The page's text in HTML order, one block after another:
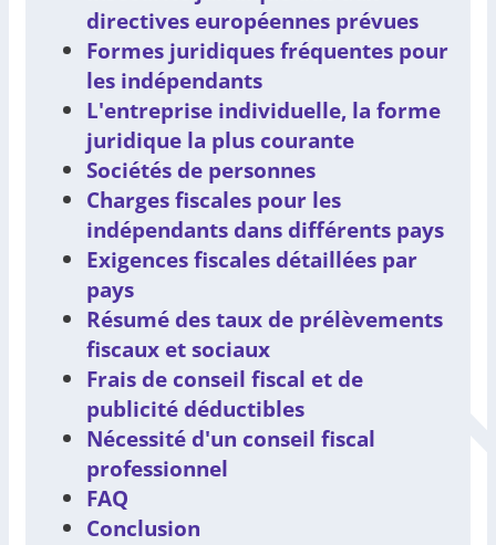
directives européennes prévues
Formes juridiques fréquentes pour
les indépendants
L'entreprise individuelle, la forme
juridique la plus courante
Sociétés de personnes
Charges fiscales pour les
indépendants dans différents pays
Exigences fiscales détaillées par
pays
Résumé des taux de prélèvements
fiscaux et sociaux
Frais de conseil fiscal et de
publicité déductibles
Nécessité d'un conseil fiscal
professionnel
FAQ
Conclusion